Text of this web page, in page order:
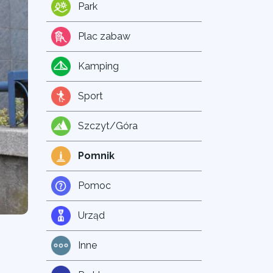
Park
Plac zabaw
Kamping
Sport
Szczyt/Góra
Pomnik
Pomoc
Urząd
Inne